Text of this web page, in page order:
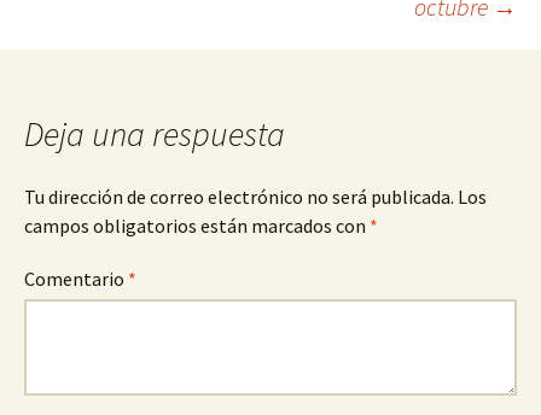
octubre →
Deja una respuesta
Tu dirección de correo electrónico no será publicada. Los
campos obligatorios están marcados con *
Comentario *